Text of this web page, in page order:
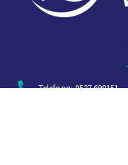
Telefoon: 0527 698151